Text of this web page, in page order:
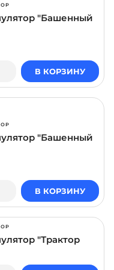
"Башенный
В КОРЗИНУ
"Башенный
В КОРЗИНУ
"Трактор